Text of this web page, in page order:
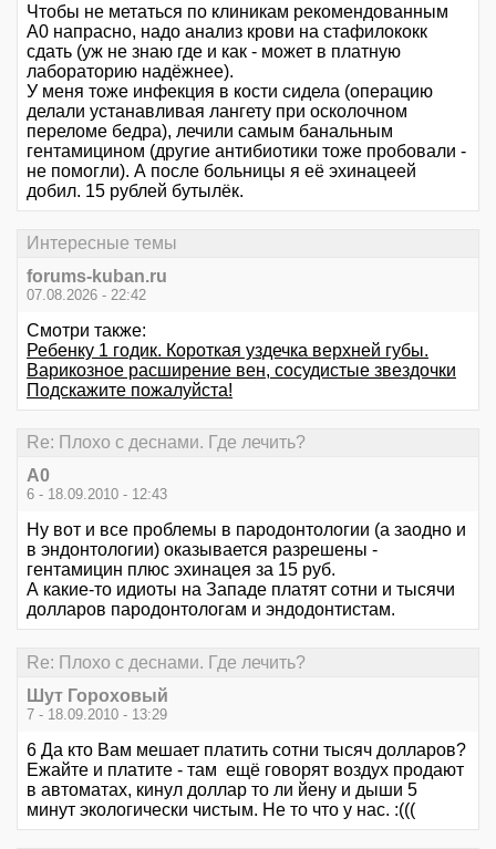
Чтобы не метаться по клиникам рекомендованным
A0 напрасно, надо анализ крови на стафилококк
сдать (уж не знаю где и как - может в платную
лабораторию надёжнее).
У меня тоже инфекция в кости сидела (операцию
делали устанавливая лангету при осколочном
переломе бедра), лечили самым банальным
гентамицином (другие антибиотики тоже пробовали -
не помогли). А после больницы я её эхинацеей
добил. 15 рублей бутылёк.
Интересные темы
forums-kuban.ru
07.08.2026 - 22:42
Смотри также:
Ребенку 1 годик. Короткая уздечка верхней губы.
Варикозное расширение вен, сосудистые звездочки
Подскажите пожалуйста!
Re: Плохо с деснами. Где лечить?
А0
6 - 18.09.2010 - 12:43
Ну вот и все проблемы в пародонтологии (а заодно и
в эндонтологии) оказывается разрешены -
гентамицин плюс эхинацея за 15 руб.
А какие-то идиоты на Западе платят сотни и тысячи
долларов пародонтологам и эндодонтистам.
Re: Плохо с деснами. Где лечить?
Шут Гороховый
7 - 18.09.2010 - 13:29
6 Да кто Вам мешает платить сотни тысяч долларов?
Ежайте и платите - там ещё говорят воздух продают
в автоматах, кинул доллар то ли йену и дыши 5
минут экологически чистым. Не то что у нас. :(((